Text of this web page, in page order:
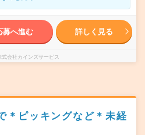
募へ進む 詳しく見る
式会社カインズサービス
＊ピッキングなど＊未経